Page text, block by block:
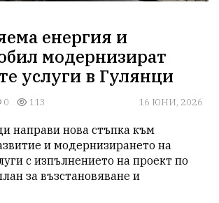
енергия и
модернизират
услуги в Гулянци
0 113 16 ЮНИ, 2026
направи нова стъпка към
и модернизирането на
с изпълнението на проект по
за възстановяване и